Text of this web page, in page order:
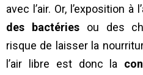
avec l’air. Or, l’exposition à
des bactériesou des
risque de laisser la
l’air libre est donc la